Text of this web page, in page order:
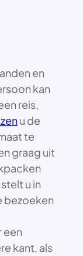
en
kan
reis,
u de
te
graag uit
u in
bezoeken
een
kant, als